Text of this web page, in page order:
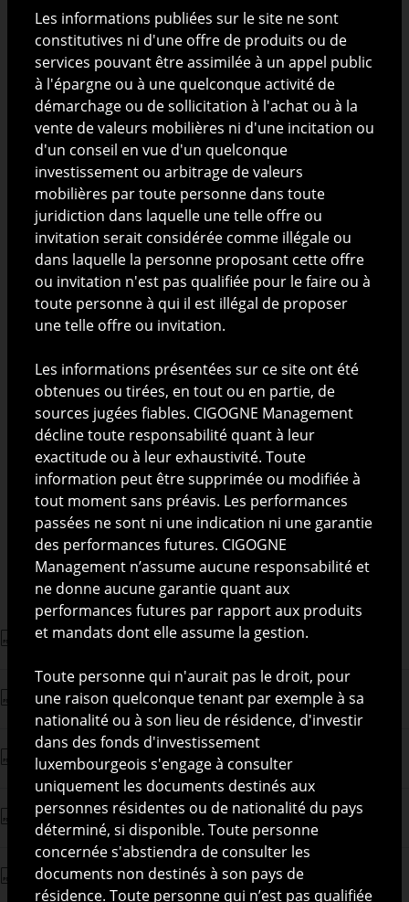
Faible
La catégorie de risque est calculée en utilisant des données
historiques et pourrait ne pas constituer une indication fiable
du profil de risque futur. Il n'est pas certain que la catégorie de
risque et de rendement affichée demeure inchangée et le
classement du fonds est susceptible d'évoluer dans le temps.
Informations générales
ISIN LU0648560497
Structure juridique FCP - FIS, FIA
Date de lancement 18/04/2008
VL
26 217.02 EUR
(30/06/2026)
Souscription initiale 100 000
Souscription
complémentaire
* selon la catégorie d’investisseurs
Prospectus Cigogne Fund
Key Investor Document (KID) - EN
Document Informations Cles (DIC) - FR
Reporting - FR
Reporting - EN
Les informations publiées sur le site ne sont
constitutives ni d'une offre de produits ou de
services pouvant être assimilée à un appel public
à l'épargne ou à une quelconque activité de
démarchage ou de sollicitation à l'achat ou à la
vente de valeurs mobilières ni d'une incitation ou
d'un conseil en vue d'un quelconque
investissement ou arbitrage de valeurs
mobilières par toute personne dans toute
juridiction dans laquelle une telle offre ou
invitation serait considérée comme illégale ou
dans laquelle la personne proposant cette offre
ou invitation n'est pas qualifiée pour le faire ou à
toute personne à qui il est illégal de proposer
une telle offre ou invitation.
Les informations présentées sur ce site ont été
obtenues ou tirées, en tout ou en partie, de
sources jugées fiables. CIGOGNE Management
décline toute responsabilité quant à leur
exactitude ou à leur exhaustivité. Toute
information peut être supprimée ou modifiée à
tout moment sans préavis. Les performances
passées ne sont ni une indication ni une garantie
des performances futures. CIGOGNE
Management n’assume aucune responsabilité et
ne donne aucune garantie quant aux
performances futures par rapport aux produits
et mandats dont elle assume la gestion.
Toute personne qui n'aurait pas le droit, pour
une raison quelconque tenant par exemple à sa
nationalité ou à son lieu de résidence, d'investir
dans des fonds d'investissement
luxembourgeois s'engage à consulter
uniquement les documents destinés aux
personnes résidentes ou de nationalité du pays
déterminé, si disponible. Toute personne
concernée s'abstiendra de consulter les
documents non destinés à son pays de
résidence. Toute personne qui n’est pas qualifiée